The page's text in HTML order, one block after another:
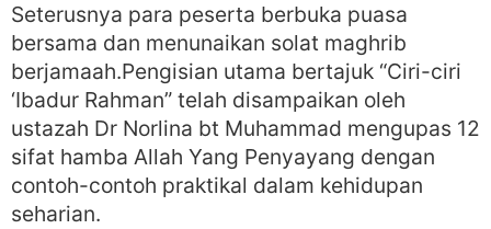
Seterusnya para peserta berbuka puasa
bersama dan menunaikan solat maghrib
berjamaah.Pengisian utama bertajuk “Ciri-ciri
‘Ibadur Rahman” telah disampaikan oleh
ustazah Dr Norlina bt Muhammad mengupas 12
sifat hamba Allah Yang Penyayang dengan
contoh-contoh praktikal dalam kehidupan
seharian.